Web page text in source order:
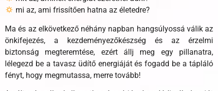
mi az, ami frissítően hatna az életedre?
Ma és az elkövetkező néhány napban hangsúlyossá válik az
önkifejezés, a kezdeményezőkészség és az érzelmi
biztonság megteremtése, ezért állj meg egy pillanatra,
lélegezd be a tavasz üdítő energiáját és fogadd be a tápláló
fényt, hogy megmutassa, merre tovább!